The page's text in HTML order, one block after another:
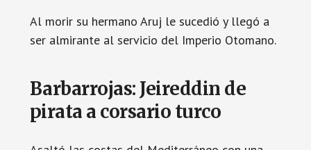
Al morir su hermano Aruj le sucedió y llegó a
ser almirante al servicio del Imperio Otomano.
Barbarrojas: Jeireddin de
pirata a corsario turco